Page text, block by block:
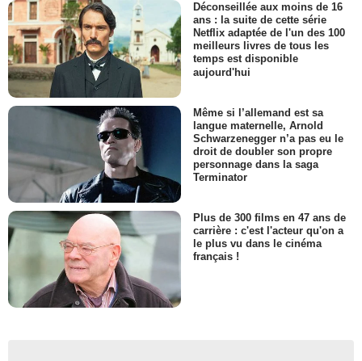
Déconseillée aux moins de 16
ans : la suite de cette série
Netflix adaptée de l'un des 100
meilleurs livres de tous les
temps est disponible
aujourd'hui
Même si l’allemand est sa
langue maternelle, Arnold
Schwarzenegger n’a pas eu le
droit de doubler son propre
personnage dans la saga
Terminator
Plus de 300 films en 47 ans de
carrière : c'est l'acteur qu'on a
le plus vu dans le cinéma
français !